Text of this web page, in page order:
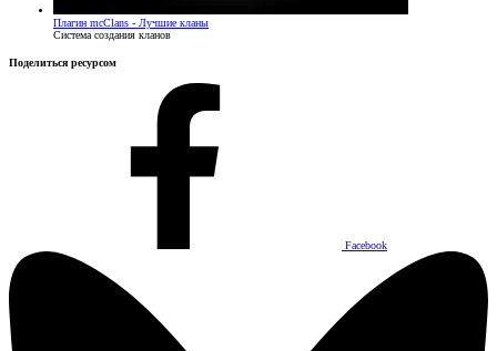
Плагин mcClans - Лучшие кланы
Система создания кланов
Поделиться ресурсом
Facebook